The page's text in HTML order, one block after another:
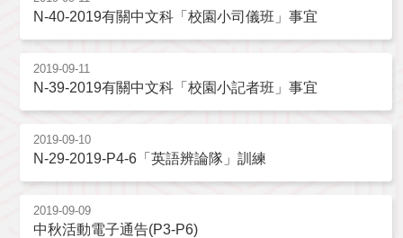
N-40-2019有關中文科「校園小司儀班」事宜
2019-09-11
N-39-2019有關中文科「校園小記者班」事宜
2019-09-10
N-29-2019-P4-6「英語辨論隊」訓練
2019-09-09
中秋活動電子通告(P3-P6)